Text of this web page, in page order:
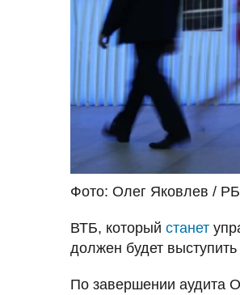
Фото: Олег Яковлев /
ВТБ, который станет
должен будет
По завершении аудита